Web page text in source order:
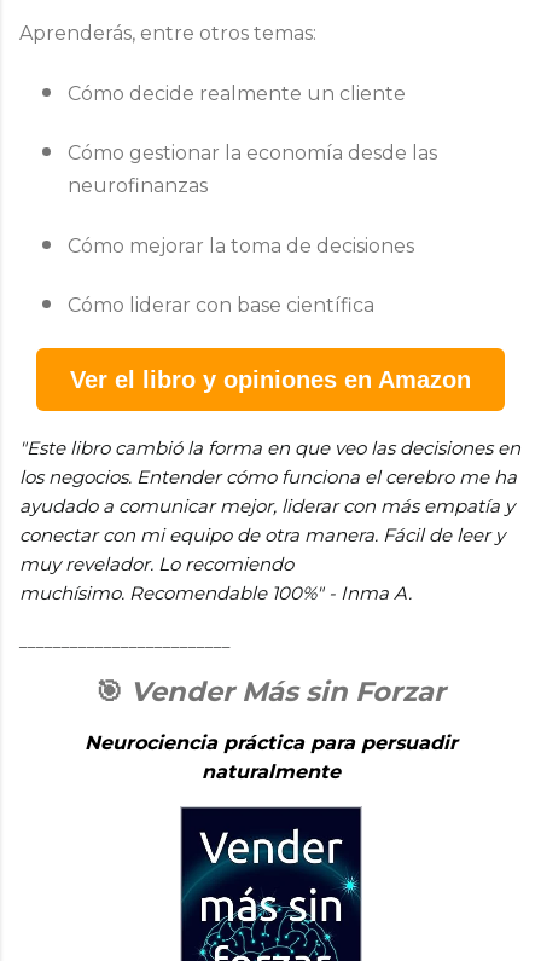
Aprenderás, entre otros temas:
Cómo decide realmente un cliente
Cómo gestionar la economía desde las
neurofinanzas
Cómo mejorar la toma de decisiones
Cómo liderar con base científica
Ver el libro y opiniones en Amazon
"Este libro cambió la forma en que veo las decisiones en
los negocios. Entender cómo funciona el cerebro me ha
ayudado a comunicar mejor, liderar con más empatía y
conectar con mi equipo de otra manera. Fácil de leer y
muy revelador. Lo recomiendo
muchísimo. Recomendable 100%" - Inma A.
🎯 Vender Más sin Forzar
Neurociencia práctica para persuadir
naturalmente